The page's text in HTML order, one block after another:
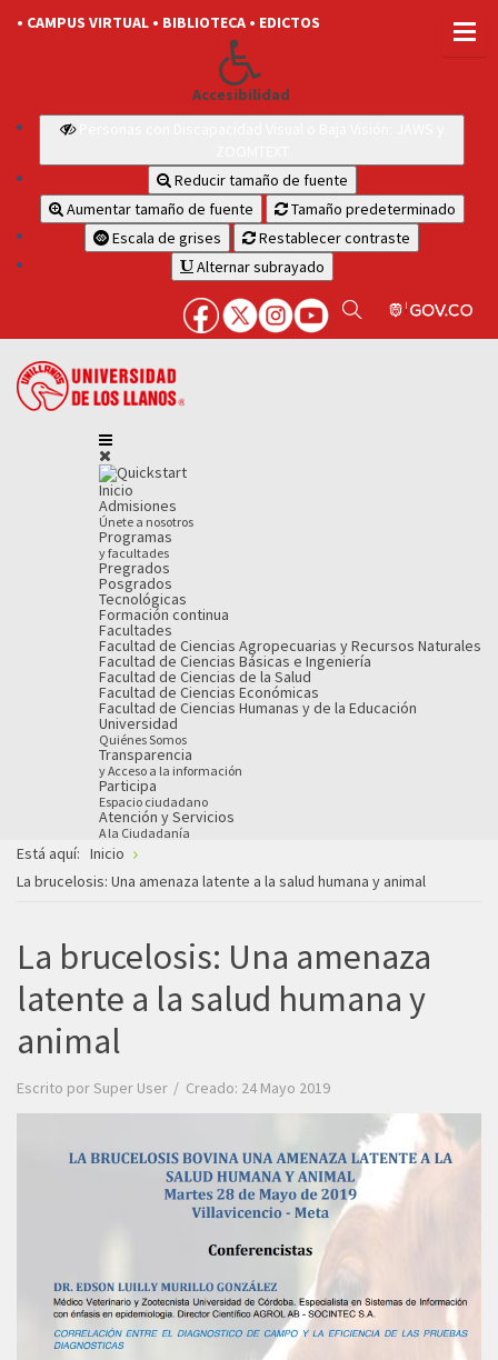
• CAMPUS VIRTUAL • BIBLIOTECA • EDICTOS
Accesibilidad
Reducir tamaño de fuente
Aumentar tamaño de fuente
Tamaño predeterminado
Escala de grises
Restablecer contraste
Alternar subrayado
Inicio
Admisiones
Únete a nosotros
Programas
y facultades
Pregrados
Posgrados
Tecnológicas
Formación continua
Facultades
Facultad de Ciencias Agropecuarias y Recursos Naturales
Facultad de Ciencias Básicas e Ingeniería
Facultad de Ciencias de la Salud
Facultad de Ciencias Económicas
Facultad de Ciencias Humanas y de la Educación
Universidad
Quiénes Somos
Transparencia
y Acceso a la información
Participa
Espacio ciudadano
Atención y Servicios
A la Ciudadanía
Está aquí: Inicio
La brucelosis: Una amenaza latente a la salud humana y animal
La brucelosis: Una amenaza
latente a la salud humana y
animal
Escrito porSuper User Creado: 24 Mayo 2019